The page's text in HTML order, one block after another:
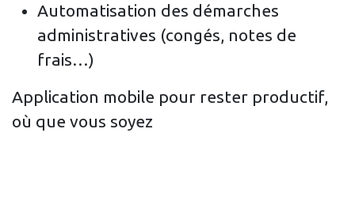
Automatisation des démarches
administratives (congés, notes de
frais…)
Application mobile pour rester productif,
où que vous soyez